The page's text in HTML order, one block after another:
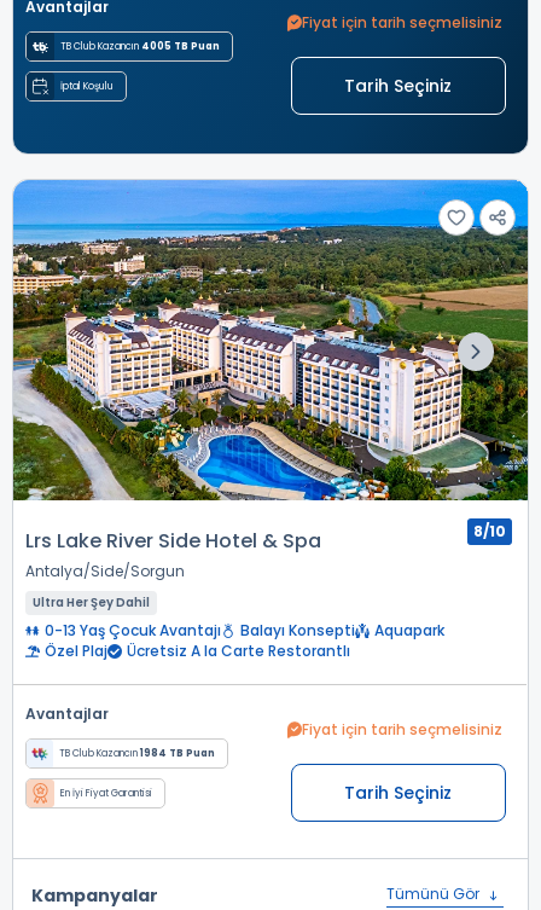
Avantajlar
TB Club Kazancın 4005 TB Puan
İptal Koşulu
Fiyat için tarih seçmelisiniz
Tarih Seçiniz
Lrs Lake River Side Hotel & Spa
Antalya Side Sorgun
8/10
Ultra Her Şey Dahil
0-13 Yaş Çocuk Avantajı Balayı Konsepti
Aquapark
Özel Plaj
Ücretsiz A la Carte Restorantlı
Avantajlar
TB Club Kazancın1984 TB Puan
En İyi Fiyat Garantisi
Fiyat için tarih seçmelisiniz
Tarih Seçiniz
Kampanyalar Tümünü Gör